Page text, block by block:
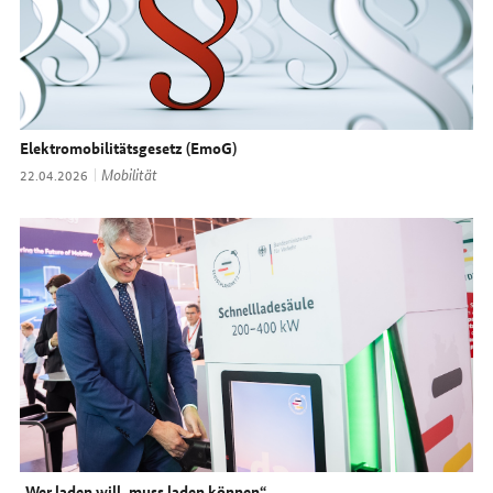
Elektromobilitätsgesetz (EmoG)
Datum:
22.04.2026 Thema:
Mobilität